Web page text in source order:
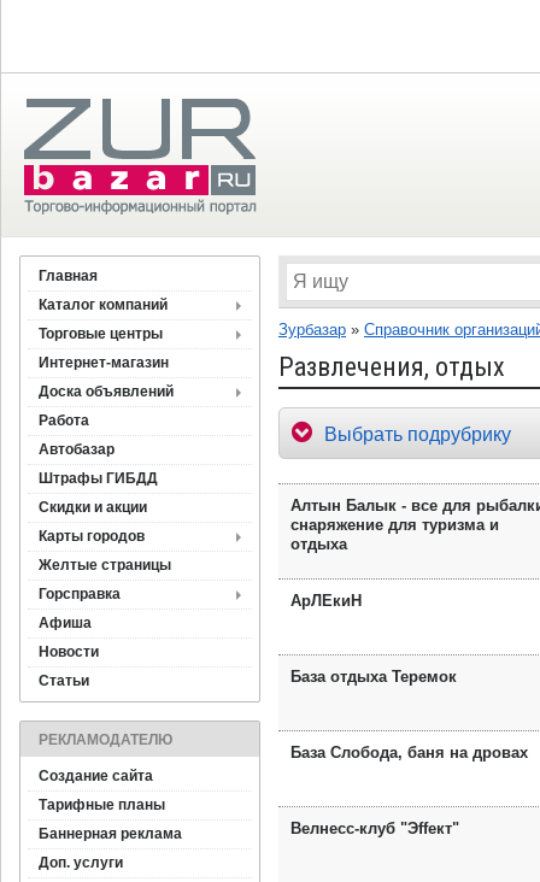
Главная
Каталог компаний
Торговые центры
Интернет-магазин
Доска объявлений
Работа
Автобазар
Штрафы ГИБДД
Скидки и акции
Карты городов
Желтые страницы
Горсправка
Афиша
Новости
Статьи
РЕКЛАМОДАТЕЛЮ
Создание сайта
Тарифные планы
Баннерная реклама
Доп. услуги
Зурбазар » Справочник
Развлечения, отдых
Выбрать подрубрику
Алтын Балык - все для
снаряжение для туризма и
отдыха
АрЛЕкиН
База отдыха Теремок
База Слобода, баня на дровах
Велнесс-клуб "Эffект"